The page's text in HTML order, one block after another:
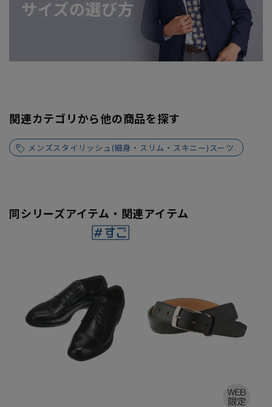
関連カテゴリから他の商品を探す
メンズスタイリッシュ(細身・スリム・スキニー)スーツ
同シリーズアイテム・関連アイテム